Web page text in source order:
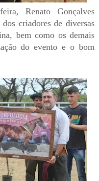
Renato Gonçalves
criadores de diversas
bem como os demais
do evento e o bom